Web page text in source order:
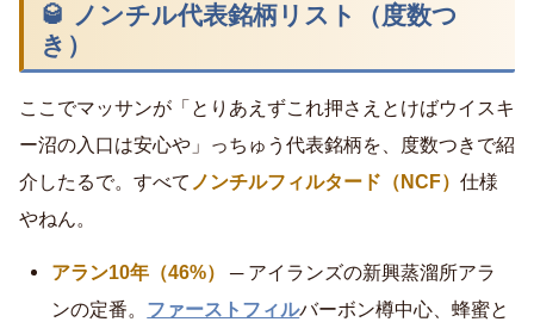
🥃 ノンチル代表銘柄リスト（度数つ
き）
ここでマッサンが「とりあえずこれ押さえとけばウイスキ
ー沼の入口は安心や」っちゅう代表銘柄を、度数つきで紹
介したるで。すべて ノンチルフィルタード（NCF） 仕様
やねん。
アラン10年（46%）
─ アイランズの新興蒸溜所アラ
ンの定番。 ファーストフィルバーボン樽中心、蜂蜜と